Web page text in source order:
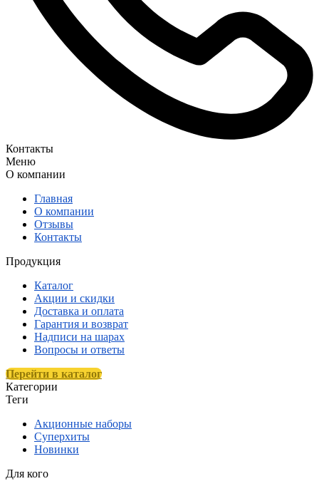
Контакты
Меню
О компании
Главная
О компании
Отзывы
Контакты
Продукция
Каталог
Акции и скидки
Доставка и оплата
Гарантия и возврат
Надписи на шарах
Вопросы и ответы
Перейти в каталог
Категории
Теги
Акционные наборы
Суперхиты
Новинки
Для кого